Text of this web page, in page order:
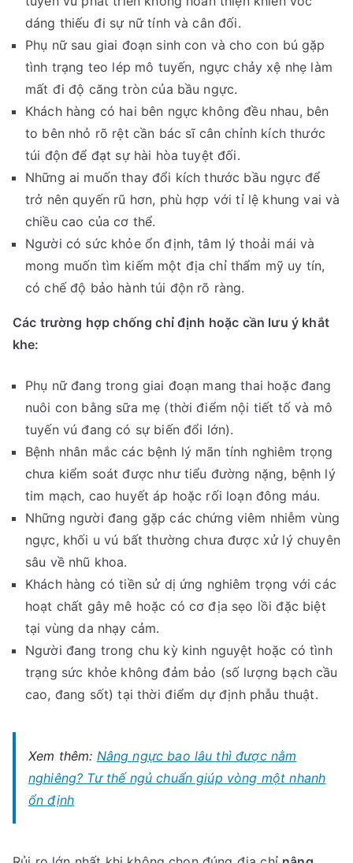
dáng thiếu đi sự nữ tính và cân đối.
Phụ nữ sau giai đoạn sinh con và cho con bú gặp
tình trạng teo lép mô tuyến, ngực chảy xệ nhẹ làm
mất đi độ căng tròn của bầu ngực.
Khách hàng có hai bên ngực không đều nhau, bên
to bên nhỏ rõ rệt cần bác sĩ cân chỉnh kích thước
túi độn để đạt sự hài hòa tuyệt đối.
Những ai muốn thay đổi kích thước bầu ngực để
trở nên quyến rũ hơn, phù hợp với tỉ lệ khung vai và
chiều cao của cơ thể.
Người có sức khỏe ổn định, tâm lý thoải mái và
mong muốn tìm kiếm một địa chỉ thẩm mỹ uy tín,
có chế độ bảo hành túi độn rõ ràng.
Các trường hợp chống chỉ định hoặc cần lưu ý khắt
khe:
Phụ nữ đang trong giai đoạn mang thai hoặc đang
nuôi con bằng sữa mẹ (thời điểm nội tiết tố và mô
tuyến vú đang có sự biến đổi lớn).
Bệnh nhân mắc các bệnh lý mãn tính nghiêm trọng
chưa kiểm soát được như tiểu đường nặng, bệnh lý
tim mạch, cao huyết áp hoặc rối loạn đông máu.
Những người đang gặp các chứng viêm nhiễm vùng
ngực, khối u vú bất thường chưa được xử lý chuyên
sâu về nhũ khoa.
Khách hàng có tiền sử dị ứng nghiêm trọng với các
hoạt chất gây mê hoặc có cơ địa sẹo lồi đặc biệt
tại vùng da nhạy cảm.
Người đang trong chu kỳ kinh nguyệt hoặc có tình
trạng sức khỏe không đảm bảo (số lượng bạch cầu
cao, đang sốt) tại thời điểm dự định phẫu thuật.
Xem thêm: Nâng ngực bao lâu thì được nằm
nghiêng? Tư thế ngủ chuẩn giúp vòng một nhanh
ổn định